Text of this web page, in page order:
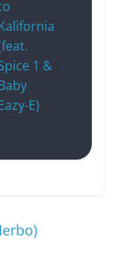
1 &
E)